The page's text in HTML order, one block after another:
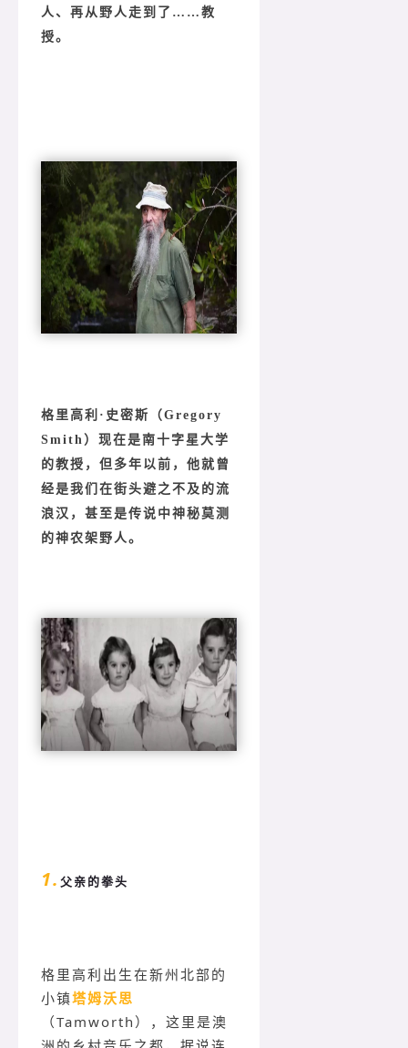
人、再从野人走到了……教
授。
格里高利·史密斯（Gregory
Smith）现在是南十字星大学
的教授，但多年以前，他就曾
经是我们在街头避之不及的流
浪汉，甚至是传说中神秘莫测
的神农架野人。
1. 父亲的拳头
格里高利出生在新州北部的
小镇塔姆沃思
（Tamworth），这里是澳